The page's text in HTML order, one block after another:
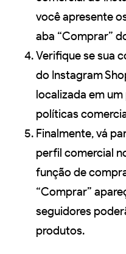
você apresente
aba “Comprar”
Verifique se sua
do Instagram
localizada em
políticas
Finalmente, vá
perfil comercial
função de
“Comprar”
seguidores
produtos.